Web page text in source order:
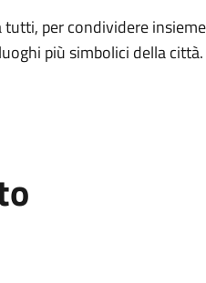
per condividere
più simbolici della città.